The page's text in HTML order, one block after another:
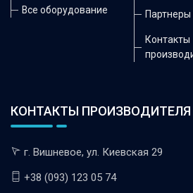
Все оборудование Партнеры
Контакты
КОНТАКТЫ ПРОИЗВОДИТЕЛЯ
г. Вишневое, ул. Киевская 29
+38 (093) 123 05 74